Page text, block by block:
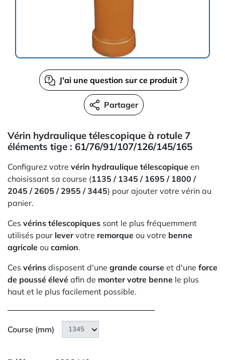
J'ai une question sur ce produit ?
Partager
Vérin hydraulique télescopique à rotule 7
éléments tige : 61/76/91/107/126/145/165
Configurez votre vérin hydraulique télescopique en
choisissant sa course (1135 / 1345 / 1695 / 1800 /
2045 / 2605 / 2955 / 3445) pour ajouter votre vérin au
panier.
Ces vérins télescopiques sont le plus fréquemment
utilisés pour levervotre remorque ou votre benne
agricole ou camion.
Ces vérins disposent d'une grande course et d'une force
de poussé élevé afin de monter votre benne le plus
haut et le plus facilement possible.
Course (mm)